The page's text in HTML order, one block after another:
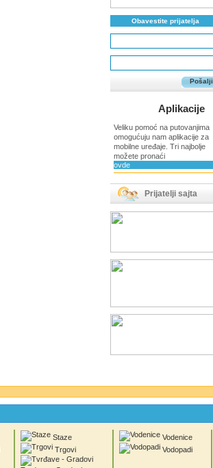
Obavestite prijatelja
Pošalji
Aplikacije
Veliku pomoć na putovanjima
omogućuju nam aplikacije za
mobilne uređaje. Tri najbolje
možete pronaći
ovde
Prijatelji sajta
Staze
Trgovi
Vodenice
Vodopadi